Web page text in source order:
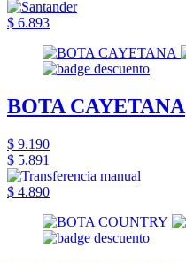
$ 6.893
BOTA CAYETANA
$ 9.190
$ 5.891
$ 4.890